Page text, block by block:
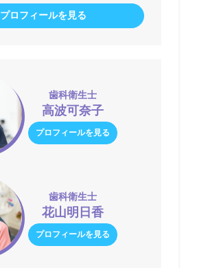
プロフィールを見る
歯科衛生士
高波可奈子
プロフィールを見る
歯科衛生士
花山明日香
プロフィールを見る